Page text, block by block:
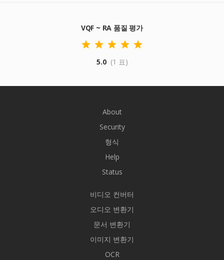
VQF ~ RA 품질 평가
5.0 (1 표)
About
Security
형식
Help
Status
비디오 컨버터
오디오 변환기
문서 변환기
이미지 변환기
OCR